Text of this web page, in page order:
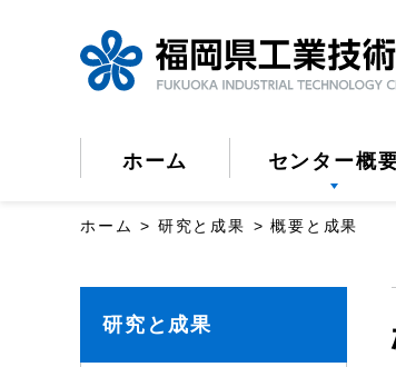
ホーム センター概
ホーム 研究と成果 概要と成果
研究と成果